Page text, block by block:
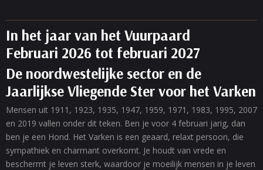
In het jaar van het Vuurpaard
Februari 2026 tot februari 2027
De noordwestelijke sector en de
Jaarlijkse Vliegende Ster voor het Varken
Mensen uit 1911, 1923, 1935, 1947, 1959, 1971, 1983, 1995, 2007
en 2019 vallen onder dit teken. Ben je voor 4 februari jarig, dan
ben je een Hond. Het Varken is een geaard, relaxt persoon, die
sympathiek en charmant overkomt. Je houdt van vrede en
beschermt je leven sterk, waardoor je moeilijk mensen in je leven